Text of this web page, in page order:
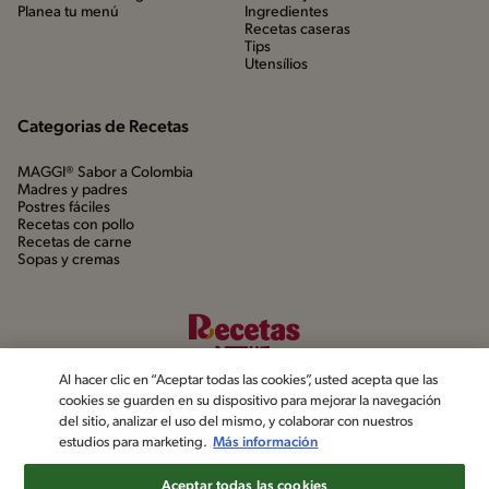
Planea tu menú
Ingredientes
Recetas caseras
Tips
Utensílios
Categorias de Recetas
MAGGI® Sabor a Colombia
Madres y padres
Postres fáciles
Recetas con pollo
Recetas de carne
Sopas y cremas
Al hacer clic en “Aceptar todas las cookies”, usted acepta que las
cookies se guarden en su dispositivo para mejorar la navegación
del sitio, analizar el uso del mismo, y colaborar con nuestros
estudios para marketing. Más información